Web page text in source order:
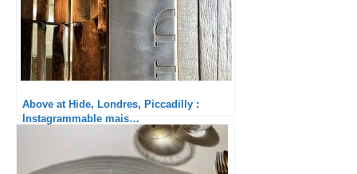
Above at Hide, Londres, Piccadilly :
Instagrammable mais…